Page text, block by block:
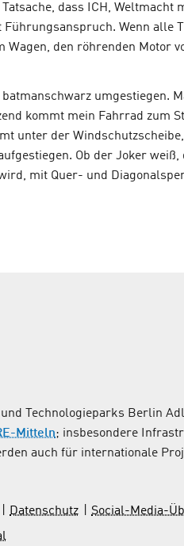
dass ICH,
Wenn alle
Wagen, den röhrenden Motor
umgestiegen.
kommt mein Fahrrad zum
unter der
Ob der Joker
mit Quer- und
Technologieparks Berlin
Mitteln; insbesondere
auch für internationale
Datenschutz Social-Media-